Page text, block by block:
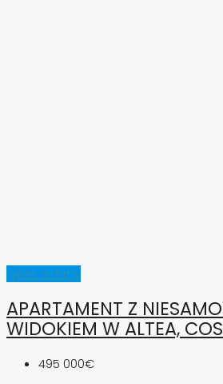
rynek wtórny
APARTAMENT Z
WIDOKIEM W ALTEA,
495 000€